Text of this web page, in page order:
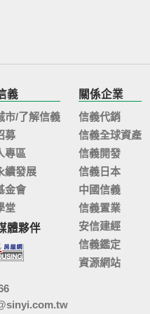
義
市/了解信義
募
專區
續發展
金會
堂
體夥伴
關係企業
信義代銷
信義全球資產
信義開發
信義日本
中國信義
信義置業
安信建經
信義鑑定
資源網站